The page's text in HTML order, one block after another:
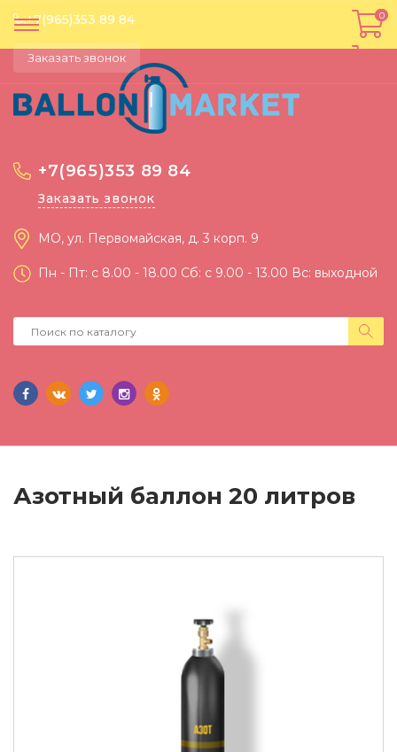
+7(965)353 89 84
Заказать звонок
МО, ул. Первомайская, д. 3 корп. 9
Пн - Пт: c 8.00 - 18.00 Сб: c 9.00 - 13.00 Вс: выходной
+7(965)353 89 84
Заказать звонок
0
0
Азотный баллон 20 литров